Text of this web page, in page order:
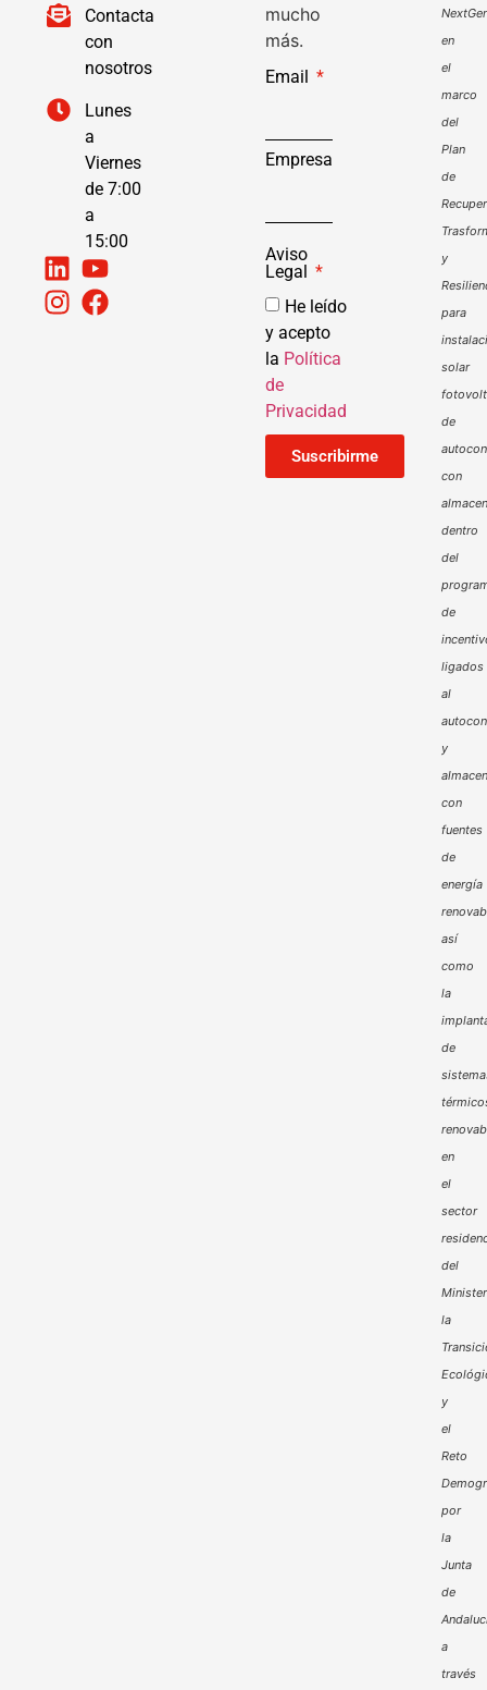
Contacta
con
nosotros
Lunes
a
Viernes
de 7:00
a
15:00
mucho
más.
Email
Empresa
Aviso
Legal
He leído
y acepto
la Política
de
Privacidad
Suscribirme
en
el
marco
del
Plan
de
y
para
solar
de
con
dentro
del
de
ligados
al
y
con
fuentes
de
energía
así
como
la
de
en
el
sector
del
la
y
el
Reto
por
la
Junta
de
a
través